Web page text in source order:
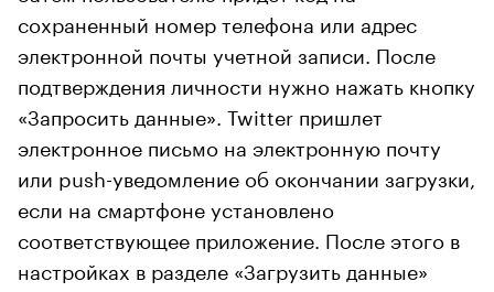
сохраненный номер телефона или адрес
электронной почты учетной записи. После
подтверждения личности нужно нажать кнопку
«Запросить данные». Twitter пришлет
электронное письмо на электронную почту
или push-уведомление об окончании загрузки,
если на смартфоне установлено
соответствующее приложение. После этого в
настройках в разделе «Загрузить данные»